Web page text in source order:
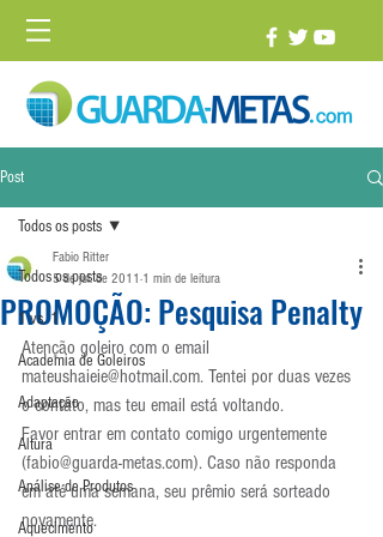
Post
Todos os posts
1 vs. 1
Academia de Goleiros
Adaptação
Altura
Análise de Produtos
Aquecimento
Todos os posts
PROMOÇÃO: Pesquisa Penalty
Fabio Ritter
5 de jul. de 2011 1 min de leitura
Atenção goleiro com o email
mateushaieie@hotmail.com. Tentei por duas vezes
o contato, mas teu email está voltando.
Favor entrar em contato comigo urgentemente
(fabio@guarda-metas.com). Caso não responda
em até uma semana, seu prêmio será sorteado
novamente.